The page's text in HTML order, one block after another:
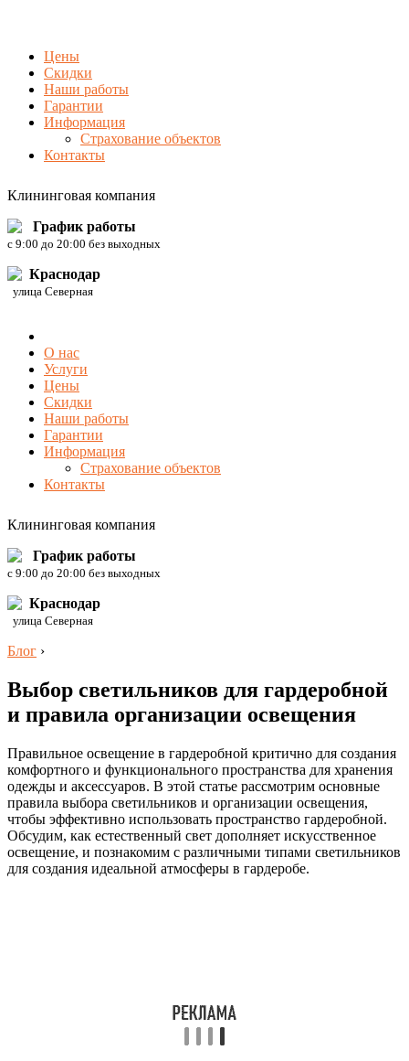
Цены
Скидки
Наши работы
Гарантии
Информация
Страхование объектов
Контакты
Клининговая компания
График работы
c 9:00 до 20:00 без выходных
Краснодар
улица Северная
О нас
Услуги
Цены
Скидки
Наши работы
Гарантии
Информация
Страхование объектов
Контакты
Клининговая компания
График работы
c 9:00 до 20:00 без выходных
Краснодар
улица Северная
Блог ›
Выбор светильников для гардеробной
и правила организации освещения
Правильное освещение в гардеробной критично для создания
комфортного и функционального пространства для хранения
одежды и аксессуаров. В этой статье рассмотрим основные
правила выбора светильников и организации освещения,
чтобы эффективно использовать пространство гардеробной.
Обсудим, как естественный свет дополняет искусственное
освещение, и познакомим с различными типами светильников
для создания идеальной атмосферы в гардеробе.